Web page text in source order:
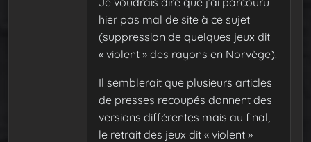
hier pas mal de site à ce sujet
(suppression de quelques jeux dit
« violent » des rayons en Norvège).
Il semblerait que plusieurs articles
de presses recoupés donnent des
versions différentes mais au final,
le retrait des jeux dit « violent »